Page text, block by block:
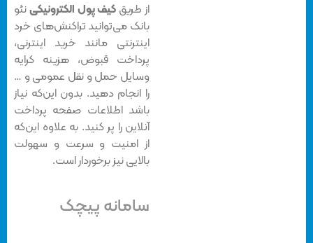
از طریقکیف پول الکترونیکینئو
بانک می‌توانید تراکنش‌‌های خرد
اینترنتی مانند خرید اینترنی،
پرداخت قبوض، هزینه کرایه
وسایل حمل و نقل عمومی و …
را انجام دهید. بدون این‌که نیاز
باشد اطلاعات صفحه پرداخت
آنلاین را پر کنید. به علاوه این‌که
از امنیت و سرعت و سهولت
بالایی نیز برخوردار است.
سامانه پیچک